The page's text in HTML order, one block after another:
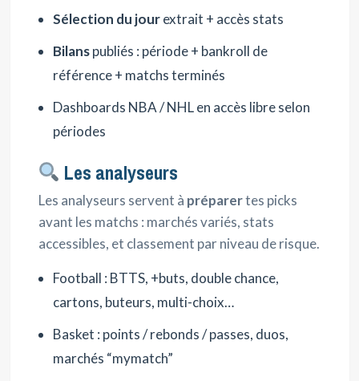
Sélection du jourextrait + accès stats
Bilanspubliés : période + bankroll de
référence + matchs terminés
Dashboards NBA / NHL en accès libre selon
périodes
Les analyseurs
Les analyseurs servent à préparertes picks
avant les matchs : marchés variés, stats
accessibles, et classement par niveau de risque.
Football : BTTS, +buts, double chance,
cartons, buteurs, multi-choix…
Basket : points / rebonds / passes, duos,
marchés “mymatch”